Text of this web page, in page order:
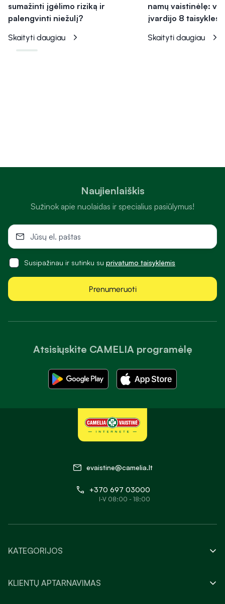
sumažinti įgėlimo riziką ir
palengvinti niežulį?
Skaityti daugiau
namų vaistinėlę:
įvardijo 8 taisykles
Skaityti daugiau
Atsisiųskite CAMELIA programėlę
Naujienlaiškis
Sužinok apie nuolaidas ir specialius pasiūlymus!
Susipažinau ir sutinku su privatumo taisyklėmis
Prenumeruoti
evaistine@camelia.lt
+370 697 03000
I-V 08:00 - 18:00
KATEGORIJOS
KLIENTŲ APTARNAVIMAS